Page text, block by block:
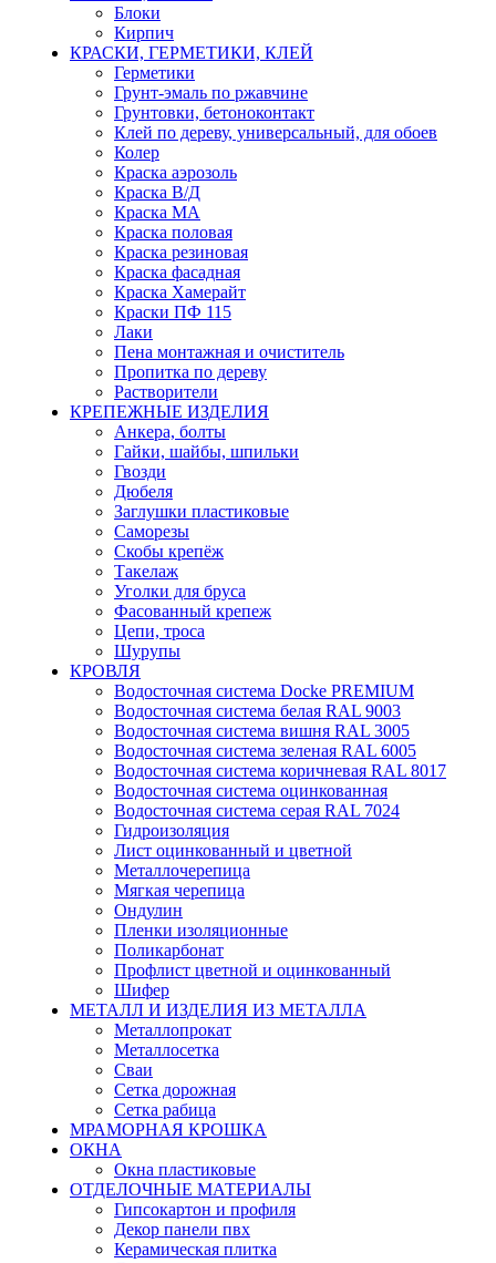
Блоки
Кирпич
КРАСКИ, ГЕРМЕТИКИ, КЛЕЙ
Герметики
Грунт-эмаль по ржавчине
Грунтовки, бетоноконтакт
Клей по дереву, универсальный, для обоев
Колер
Краска аэрозоль
Краска В/Д
Краска МА
Краска половая
Краска резиновая
Краска фасадная
Краска Хамерайт
Краски ПФ 115
Лаки
Пена монтажная и очиститель
Пропитка по дереву
Растворители
КРЕПЕЖНЫЕ ИЗДЕЛИЯ
Анкера, болты
Гайки, шайбы, шпильки
Гвозди
Дюбеля
Заглушки пластиковые
Саморезы
Скобы крепёж
Такелаж
Уголки для бруса
Фасованный крепеж
Цепи, троса
Шурупы
КРОВЛЯ
Водосточная система Docke PREMIUM
Водосточная система белая RAL 9003
Водосточная система вишня RAL 3005
Водосточная система зеленая RAL 6005
Водосточная система коричневая RAL 8017
Водосточная система оцинкованная
Водосточная система серая RAL 7024
Гидроизоляция
Лист оцинкованный и цветной
Металлочерепица
Мягкая черепица
Ондулин
Пленки изоляционные
Поликарбонат
Профлист цветной и оцинкованный
Шифер
МЕТАЛЛ И ИЗДЕЛИЯ ИЗ МЕТАЛЛА
Металлопрокат
Металлосетка
Сваи
Сетка дорожная
Сетка рабица
МРАМОРНАЯ КРОШКА
ОКНА
Окна пластиковые
ОТДЕЛОЧНЫЕ МАТЕРИАЛЫ
Гипсокартон и профиля
Декор панели пвх
Керамическая плитка